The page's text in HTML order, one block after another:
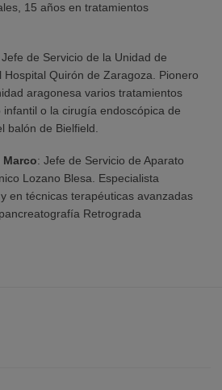
15 años en tratamientos
Jefe de Servicio de la Unidad de
Quirón de Zaragoza. Pionero
aragonesa varios tratamientos
o la cirugía endoscópica de
balón de Bielfield.
Marco: Jefe de Servicio de Aparato
Lozano Blesa. Especialista
en técnicas terapéuticas avanzadas
Retrograda